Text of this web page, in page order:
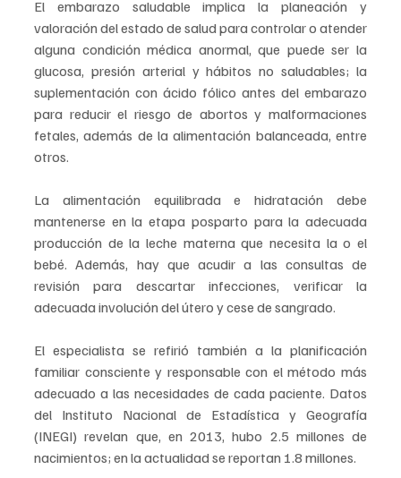
El embarazo saludable implica la planeación y
valoración del estado de salud para controlar o atender
alguna condición médica anormal, que puede ser la
glucosa, presión arterial y hábitos no saludables; la
suplementación con ácido fólico antes del embarazo
para reducir el riesgo de abortos y malformaciones
fetales, además de la alimentación balanceada, entre
otros.
La alimentación equilibrada e hidratación debe
mantenerse en la etapa posparto para la adecuada
producción de la leche materna que necesita la o el
bebé. Además, hay que acudir a las consultas de
revisión para descartar infecciones, verificar la
adecuada involución del útero y cese de sangrado.
El especialista se refirió también a la planificación
familiar consciente y responsable con el método más
adecuado a las necesidades de cada paciente. Datos
del Instituto Nacional de Estadística y Geografía
(INEGI) revelan que, en 2013, hubo 2.5 millones de
nacimientos; en la actualidad se reportan 1.8 millones.